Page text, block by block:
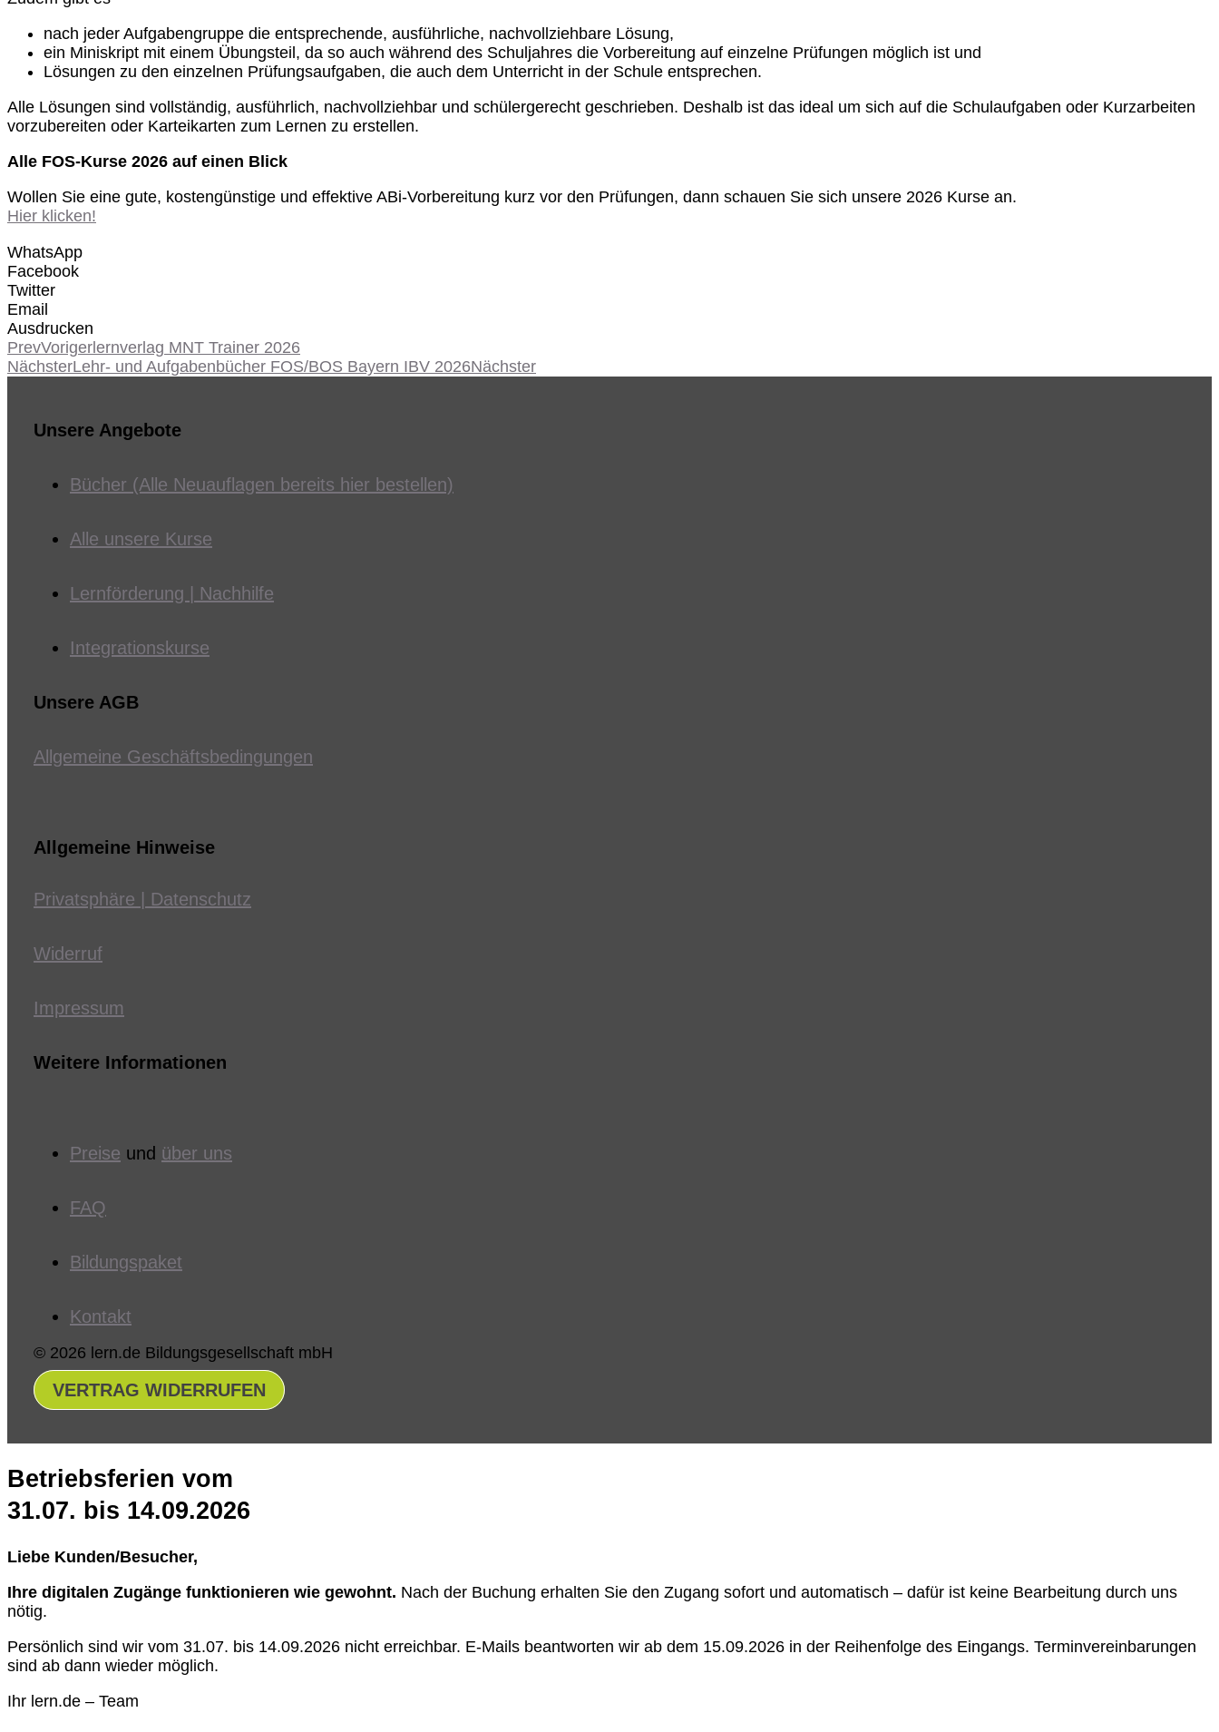
nach jeder Aufgabengruppe die entsprechende, ausführliche, nachvollziehbare Lösung,
ein Miniskript mit einem Übungsteil, da so auch während des Schuljahres die Vorbereitung auf einzelne Prüfungen möglich ist und
Lösungen zu den einzelnen Prüfungsaufgaben, die auch dem Unterricht in der Schule entsprechen.
Alle Lösungen sind vollständig, ausführlich, nachvollziehbar und schülergerecht geschrieben. Deshalb ist das ideal um sich auf die Schulaufgaben oder Kurzarbeiten
vorzubereiten oder Karteikarten zum Lernen zu erstellen.
Alle FOS-Kurse 2026 auf einen Blick
Wollen Sie eine gute, kostengünstige und effektive ABi-Vorbereitung kurz vor den Prüfungen, dann schauen Sie sich unsere 2026 Kurse an.
Hier klicken!
WhatsApp
Facebook
Twitter
Email
Ausdrucken
PrevVoriger lernverlag MNT Trainer 2026
NächsterLehr- und Aufgabenbücher FOS/BOS Bayern IBV 2026Nächster
Unsere Angebote
Bücher (Alle Neuauflagen bereits hier bestellen)
Alle unsere Kurse
Lernförderung | Nachhilfe
Integrationskurse
Unsere AGB
Allgemeine Geschäftsbedingungen
Allgemeine Hinweise
Privatsphäre | Datenschutz
Widerruf
Impressum
Weitere Informationen
Preise und über uns
FAQ
Bildungspaket
Kontakt
© 2026 lern.de Bildungsgesellschaft mbH
VERTRAG WIDERRUFEN
Betriebsferien vom
31.07. bis 14.09.2026
Liebe Kunden/Besucher,
Ihre digitalen Zugänge funktionieren wie gewohnt. Nach der Buchung erhalten Sie den Zugang sofort und automatisch – dafür ist keine Bearbeitung durch uns
nötig.
Persönlich sind wir vom 31.07. bis 14.09.2026 nicht erreichbar. E-Mails beantworten wir ab dem 15.09.2026 in der Reihenfolge des Eingangs. Terminvereinbarungen
sind ab dann wieder möglich.
Ihr lern.de – Team